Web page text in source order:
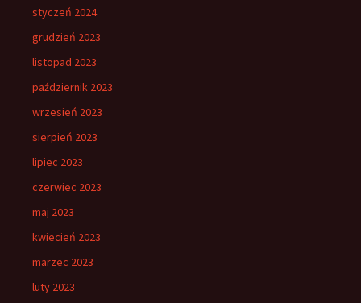
styczeń 2024
grudzień 2023
listopad 2023
październik 2023
wrzesień 2023
sierpień 2023
lipiec 2023
czerwiec 2023
maj 2023
kwiecień 2023
marzec 2023
luty 2023